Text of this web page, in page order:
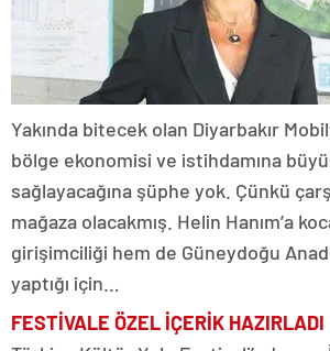
Yakında bitecek olan Diyarbakır
bölge ekonomisi ve istihdamına
sağlayacağına şüphe yok. Çünkü
mağaza olacakmış. Helin Hanım’a
girişimciliği hem de Güneydoğu
yaptığı için…
FESTİVALE ÖZEL İÇERİK HAZIRLADI